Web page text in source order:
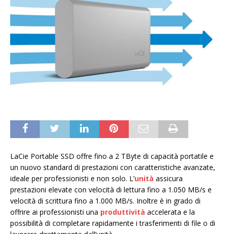
LaCie Portable SSD offre fino a 2 TByte di capacità portatile e
un nuovo standard di prestazioni con caratteristiche avanzate,
ideale per professionisti e non solo. L’unità assicura
prestazioni elevate con velocità di lettura fino a 1.050 MB/s e
velocità di scrittura fino a 1.000 MB/s. Inoltre è in grado di
offrire ai professionisti una produttività accelerata e la
possibilità di completare rapidamente i trasferimenti di file o di